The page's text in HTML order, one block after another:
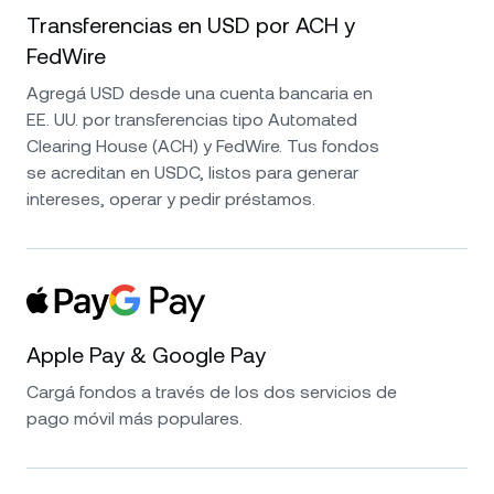
tengo que decir que es una de las mejores
plataformas para ganar tasas de interés muy
estándares de seguridad y un excelente
servicio de atención al cliente. Muy, muy
conforme con la elección.
Transferencias en USD por ACH y
FedWire
Agregá USD desde una cuenta bancaria en
EE. UU. por transferencias tipo Automated
Clearing House (ACH) y FedWire. Tus fondos
se acreditan en USDC, listos para generar
intereses, operar y pedir préstamos.
Apple Pay & Google Pay
Cargá fondos a través de los dos servicios de
pago móvil más populares.